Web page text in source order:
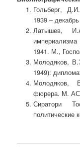
Гольберг,
1939 –
Латышев,
1941. М.,
Молодяков,
1949):
Молодяков,
фюрера. М.
Сиратори
политические